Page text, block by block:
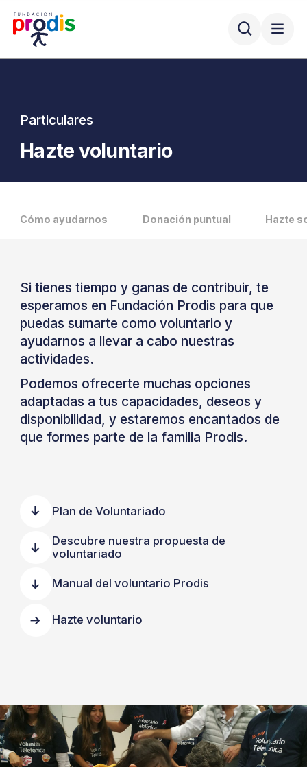
Particulares
Hazte voluntario
Cómo ayudarnos Donación puntual Hazte
Si tienes tiempo y ganas de contribuir, te
esperamos en Fundación Prodis para que
puedas sumarte como voluntario y
ayudarnos a llevar a cabo nuestras
actividades.
Podemos ofrecerte muchas opciones
adaptadas a tus capacidades, deseos y
disponibilidad, y estaremos encantados de
que formes parte de la familia Prodis.
Plan de Voluntariado
Descubre nuestra propuesta de
voluntariado
Manual del voluntario Prodis
Hazte voluntario